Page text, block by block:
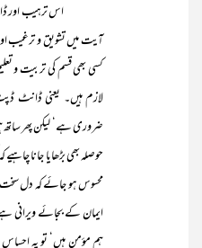
اس ترہیب اور
آیت میں تشویق و ترغیب
کسی بھی قسم کی تربیت و
لازم ہیں۔ یعنی ڈانٹ
ضروری ہے‘ لیکن پھر ساتھ
حوصلہ بھی بڑھایا جانا چاہیے
محسوس ہو جائے کہ دل
ایمان کے بجائے ویرانی
ہم مؤمن ہیں‘ تو یہ